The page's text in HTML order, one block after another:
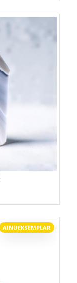
AINUEKSEMPLAR